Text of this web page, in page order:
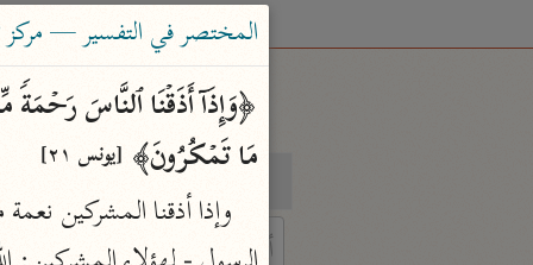
المختصر في التفسير — مركز
مَا تَمۡكُرُونَ﴾ [يونس ٢١]